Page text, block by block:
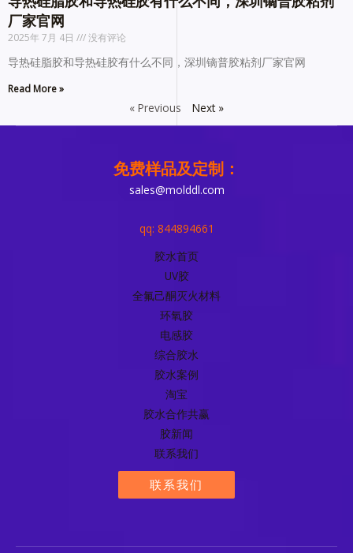
厂家官网
2025年 7月 4日 没有评论
导热硅脂胶和导热硅胶有什么不同，深圳镝普胶粘剂厂家官网
Read More »
« Previous Next »
免费样品及定制：
sales@molddl.com
qq: 844894661
胶水首页
UV胶
全氟己酮灭火材料
环氧胶
电感胶
综合胶水
胶水案例
淘宝
胶水合作共赢
胶新闻
联系我们
联系我们